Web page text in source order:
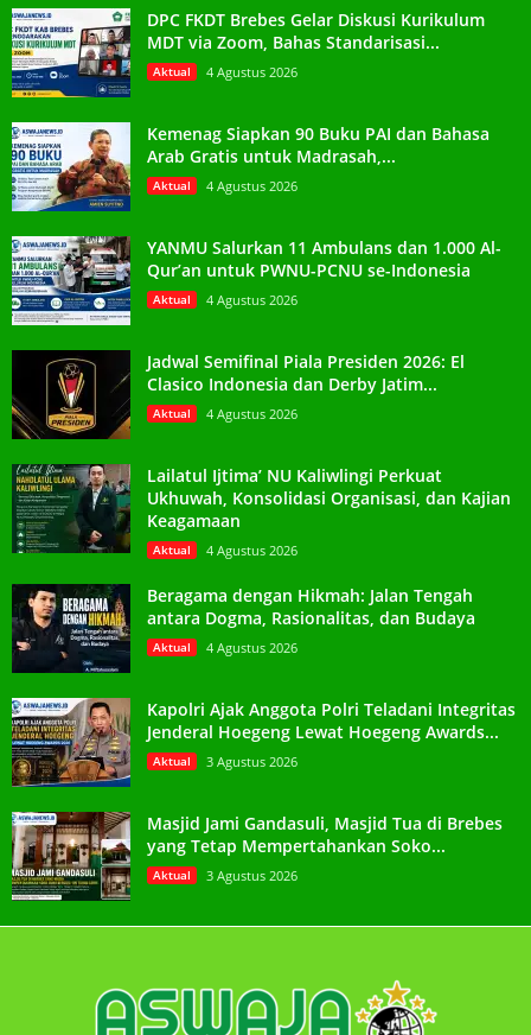
DPC FKDT Brebes Gelar Diskusi Kurikulum
MDT via Zoom, Bahas Standarisasi...
Aktual 4 Agustus 2026
Kemenag Siapkan 90 Buku PAI dan Bahasa
Arab Gratis untuk Madrasah,...
Aktual 4 Agustus 2026
YANMU Salurkan 11 Ambulans dan 1.000 Al-
Qur’an untuk PWNU-PCNU se-Indonesia
Aktual 4 Agustus 2026
Jadwal Semifinal Piala Presiden 2026: El
Clasico Indonesia dan Derby Jatim...
Aktual 4 Agustus 2026
Lailatul Ijtima’ NU Kaliwlingi Perkuat
Ukhuwah, Konsolidasi Organisasi, dan Kajian
Keagamaan
Aktual 4 Agustus 2026
Beragama dengan Hikmah: Jalan Tengah
antara Dogma, Rasionalitas, dan Budaya
Aktual 4 Agustus 2026
Kapolri Ajak Anggota Polri Teladani Integritas
Jenderal Hoegeng Lewat Hoegeng Awards...
Aktual 3 Agustus 2026
Masjid Jami Gandasuli, Masjid Tua di Brebes
yang Tetap Mempertahankan Soko...
Aktual 3 Agustus 2026